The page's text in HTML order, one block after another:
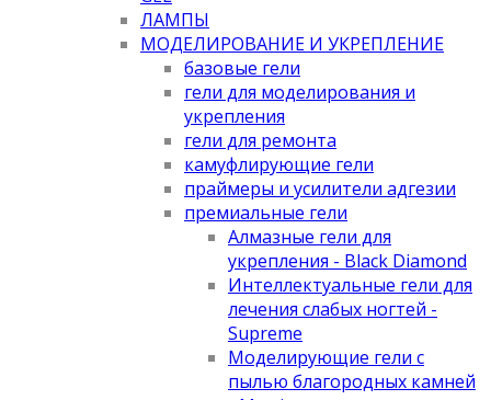
ЛАМПЫ
МОДЕЛИРОВАНИЕ И УКРЕПЛЕНИЕ
базовые гели
гели для моделирования и
укрепления
гели для ремонта
камуфлирующие гели
праймеры и усилители адгезии
премиальные гели
Алмазные гели для
укрепления - Black Diamond
Интеллектуальные гели для
лечения слабых ногтей -
Supreme
Моделирующие гели с
пылью благородных камней